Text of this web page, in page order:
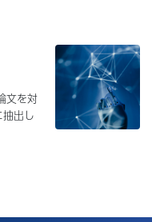
文を対
出し